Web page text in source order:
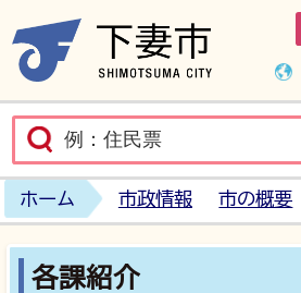
ホーム 市政情報 市の概要
各課紹介